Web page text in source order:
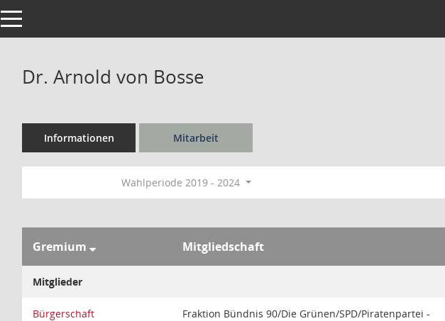
Toggle navigation
Dr. Arnold von Bosse
Informationen Mitarbeit
Wahlperiode 2019 - 2024
Gremium Mitgliedschaft
Mitglieder
Bürgerschaft
Fraktion Bündnis 90/Die Grünen/SPD/Piratenpartei -